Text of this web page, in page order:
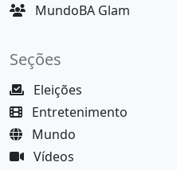
MundoBA Glam
Seções
Eleições
Entretenimento
Mundo
Vídeos